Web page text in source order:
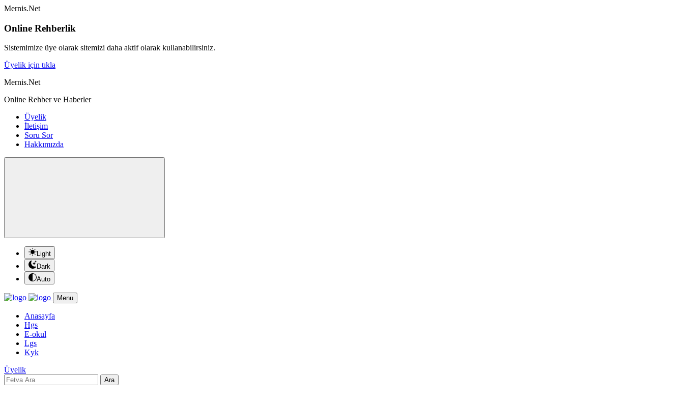
Mernis.Net
Online Rehberlik
Sistemimize üye olarak sitemizi daha aktif olarak kullanabilirsiniz.
Üyelik için tıkla
Mernis.Net
Online Rehber ve Haberler
Üyelik
İletişim
Soru Sor
Hakkımızda
Light
Dark
Auto
Menu
Anasayfa
Hgs
E-okul
Lgs
Kyk
Üyelik
Ara